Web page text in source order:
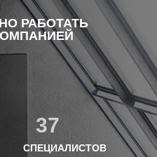
РАБОТАТЬ
37
СПЕЦИАЛИСТОВ